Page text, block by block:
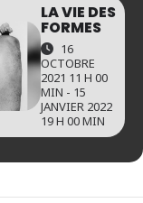
LA VIE DES
FORMES
16
OCTOBRE
2021 11 H 00
MIN - 15
JANVIER 2022
19 H 00 MIN